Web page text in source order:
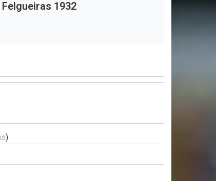
Felgueiras 1932
)